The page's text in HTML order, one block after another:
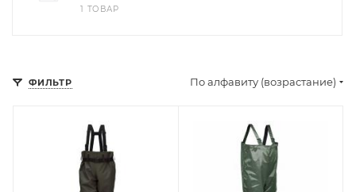
1 ТОВАР
ФИЛЬТР По алфавиту (возрастание)